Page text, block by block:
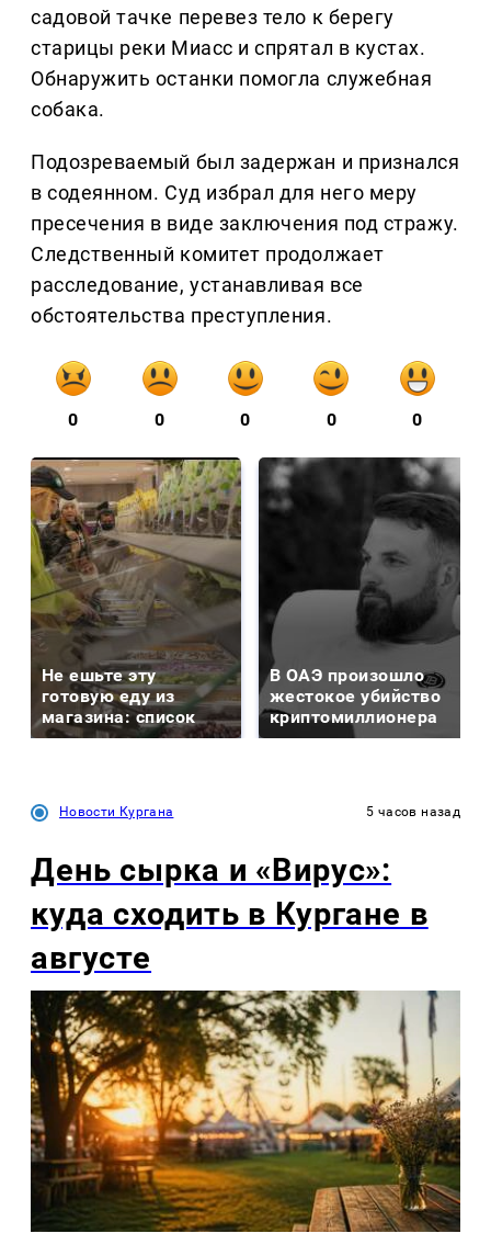
садовой тачке перевез тело к берегу
старицы реки Миасс и спрятал в кустах.
Обнаружить останки помогла служебная
собака.
Подозреваемый был задержан и признался
в содеянном. Суд избрал для него меру
пресечения в виде заключения под стражу.
Следственный комитет продолжает
расследование, устанавливая все
обстоятельства преступления.
0 0 0 0 0
Не ешьте эту
готовую еду из
магазина: список
В ОАЭ произошло
жестокое убийство
криптомиллионера
Новости Кургана 5 часов назад
День сырка и «Вирус»:
куда сходить в Кургане в
августе